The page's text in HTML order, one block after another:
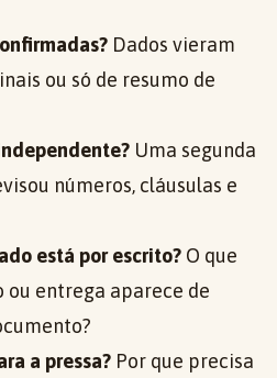
Dados vieram
ou só de resumo de
Uma segunda
números, cláusulas e
está por escrito? O que
ou entrega aparece de
a pressa? Por que precisa